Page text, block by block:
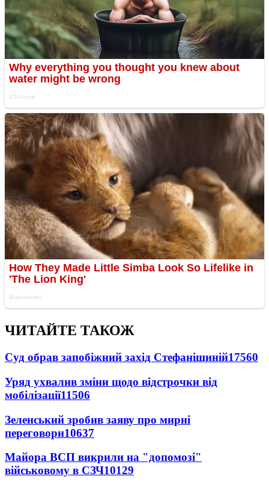
ЧИТАЙТЕ ТАКОЖ
Суд обрав запобіжний захід Стефанішиній17560
Уряд ухвалив зміни щодо відстрочки від
мобілізації11506
Зеленський зробив заяву про мирні
переговори10637
Майора ВСП викрили на "допомозі"
військовому в СЗЧ10129